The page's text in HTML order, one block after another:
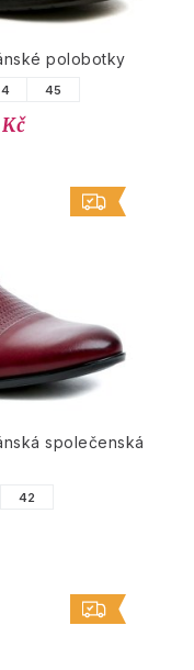
polobotky
45
společenská
42